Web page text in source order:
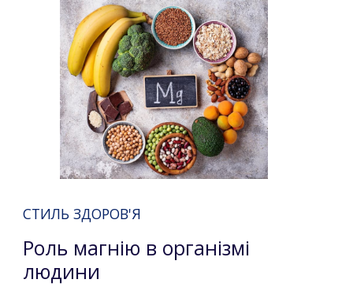
СТИЛЬ ЗДОРОВ'Я
Роль магнію в організмі
людини